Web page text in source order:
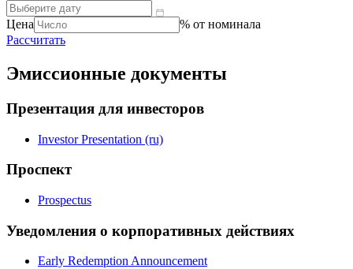
Цена
% от номинала
Рассчитать
Эмиссионные документы
Презентация для инвесторов
Investor Presentation (ru)
Проспект
Prospectus
Уведомления о корпоративных действиях
Early Redemption Announcement